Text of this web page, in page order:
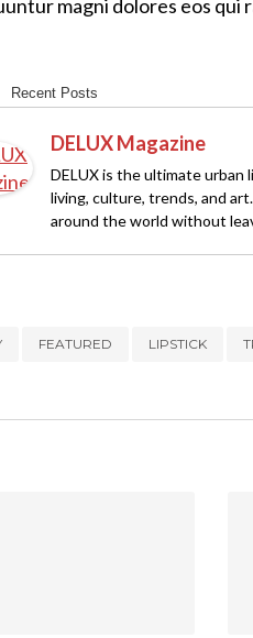
magni dolores eos
Recent Posts
DELUX Magazine
DELUX is the ultimate urban
living, culture, trends, and
around the world without
FEATURED LIPSTICK